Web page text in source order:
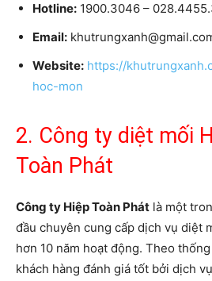
Hotline: 1900.3046 –
Email:
Website: https://
hoc-mon
2. Công ty diệt mối
Toàn Phát
Công ty Hiệp Toàn Phát là một
đầu chuyên cung cấp dịch vụ diệt
hơn 10 năm hoạt động. Theo
khách hàng đánh giá tốt bởi dịch